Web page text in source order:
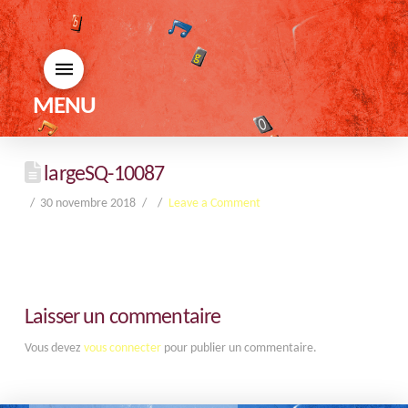
MENU
largeSQ-10087
30 novembre 2018 Leave a Comment
Laisser un commentaire
Vous devez vous connecterpour publier un commentaire.